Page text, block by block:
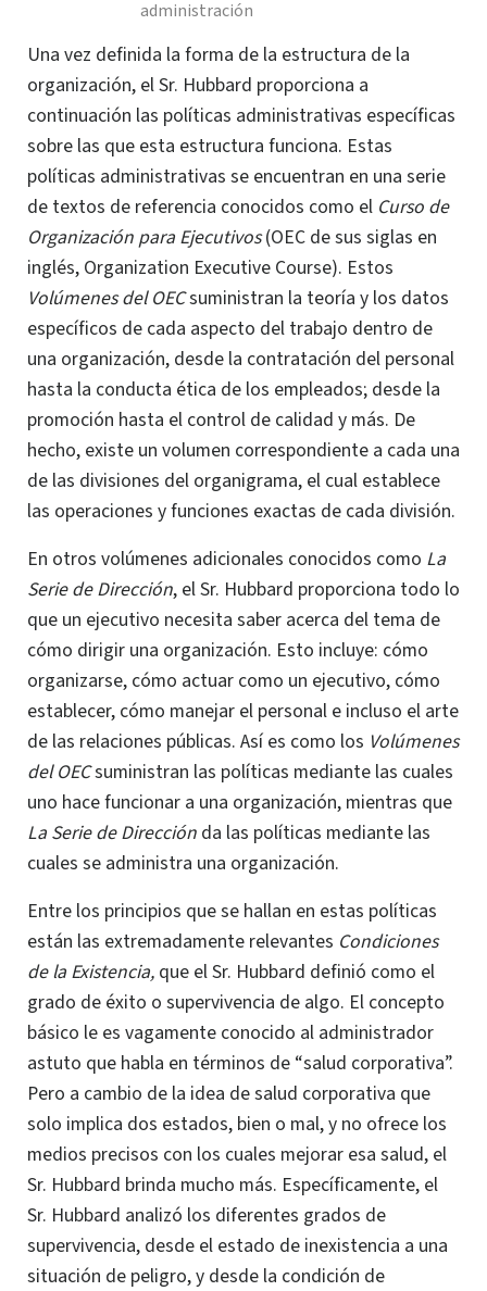
administración
Una vez definida la forma de la estructura de la
organización, el Sr. Hubbard proporciona a
continuación las políticas administrativas específicas
sobre las que esta estructura funciona. Estas
políticas administrativas se encuentran en una serie
de textos de referencia conocidos como el Curso de
Organización para Ejecutivos(OEC de sus siglas en
inglés, Organization Executive Course). Estos
Volúmenes del OECsuministran la teoría y los datos
específicos de cada aspecto del trabajo dentro de
una organización, desde la contratación del personal
hasta la conducta ética de los empleados; desde la
promoción hasta el control de calidad y más. De
hecho, existe un volumen correspondiente a cada una
de las divisiones del organigrama, el cual establece
las operaciones y funciones exactas de cada división.
En otros volúmenes adicionales conocidos como La
Serie de Dirección, el Sr. Hubbard proporciona todo lo
que un ejecutivo necesita saber acerca del tema de
cómo dirigir una organización. Esto incluye: cómo
organizarse, cómo actuar como un ejecutivo, cómo
establecer, cómo manejar el personal e incluso el arte
de las relaciones públicas. Así es como los Volúmenes
del OECsuministran las políticas mediante las cuales
uno hace funcionar a una organización, mientras que
La Serie de Dirección da las políticas mediante las
cuales se administra una organización.
Entre los principios que se hallan en estas políticas
están las extremadamente relevantes Condiciones
de la Existencia, que elSr. Hubbard definió como el
grado de éxito o supervivencia de algo. El concepto
básico le es vagamente conocido al administrador
astuto que habla en términos de “salud corporativa”.
Pero a cambio de la idea de salud corporativa que
solo implica dos estados, bien o mal, y no ofrece los
medios precisos con los cuales mejorar esa salud, el
Sr. Hubbard brinda mucho más. Específicamente, el
Sr. Hubbard analizó los diferentes grados de
supervivencia, desde el estado de inexistencia a una
situación de peligro, y desde la condición de